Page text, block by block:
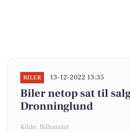
BILER 13-12-2022 13:35
Biler netop sat til
Dronninglund
Kilde: Bilhandel